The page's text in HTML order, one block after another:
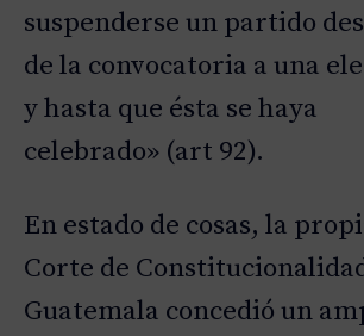
suspenderse un partido
de la convocatoria a una
y hasta que ésta se haya
celebrado» (art 92).
En estado de cosas, la
Corte de
Guatemala concedió un